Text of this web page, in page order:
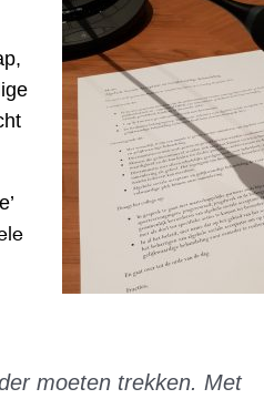
moeten trekken. Met